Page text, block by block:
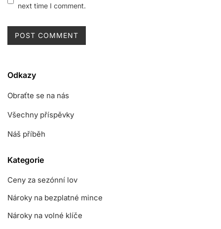
next time I comment.
Odkazy
Obraťte se na nás
Všechny příspěvky
Náš příběh
Kategorie
Ceny za sezónní lov
Nároky na bezplatné mince
Nároky na volné klíče